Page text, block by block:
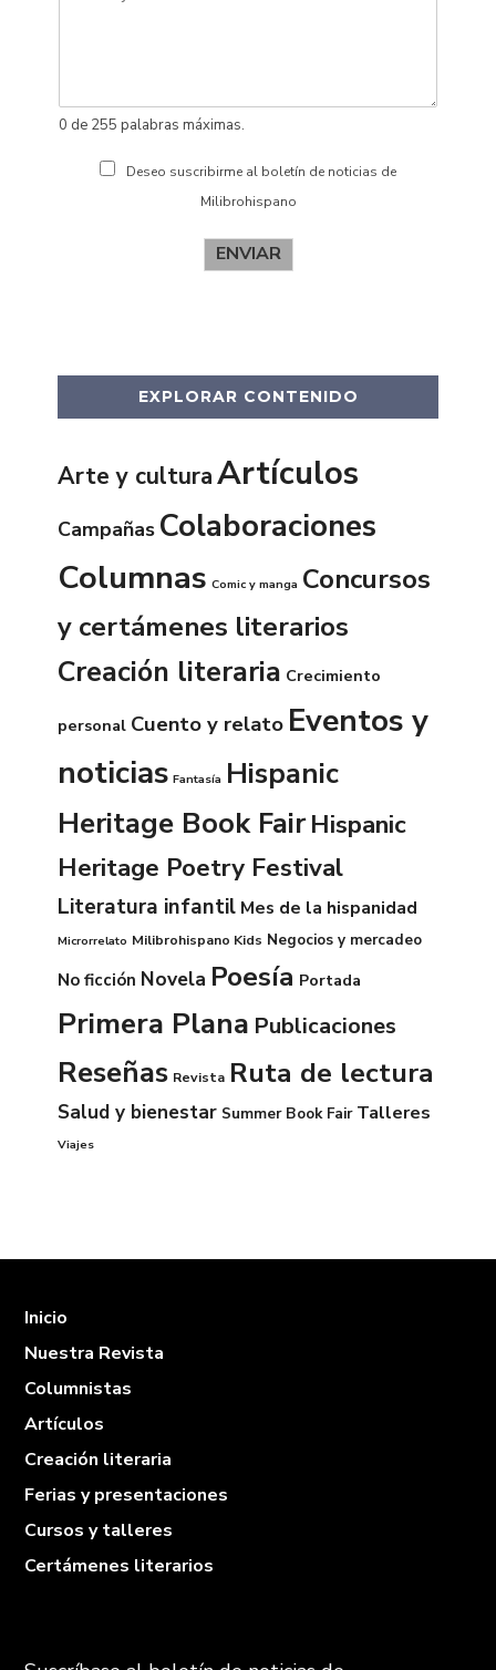
0 de 255 palabras máximas.
Deseo suscribirme al boletín de noticias de
Milibrohispano
ENVIAR
EXPLORAR CONTENIDO
Arte y culturaArtículos
Campañas Colaboraciones
Columnas Comic y manga Concursos
y certámenes literarios
Creación literaria Crecimiento
personal Cuento y relato Eventos y
noticias Fantasía Hispanic
Heritage Book FairHispanic
Heritage Poetry Festival
Literatura infantil Mes de la hispanidad
Microrrelato Milibrohispano Kids Negocios y mercadeo
No ficción Novela Poesía Portada
Primera Plana Publicaciones
Reseñas Revista Ruta de lectura
Salud y bienestar Summer Book Fair Talleres
Viajes
Inicio
Nuestra Revista
Columnistas
Artículos
Creación literaria
Ferias y presentaciones
Cursos y talleres
Certámenes literarios